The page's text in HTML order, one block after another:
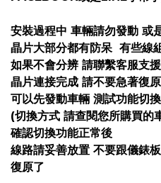
安裝過程中 車輛請勿發動 或
晶片大部分都有防呆 有些線
如果不會分辨 請聯繫客服支援
晶片連接完成 請不要急著復
可以先發動車輛 測試功能切
(切換方式 請查閱您所購買的
確認切換功能正常後
線路請妥善放置 不要跟儀錶
復原了